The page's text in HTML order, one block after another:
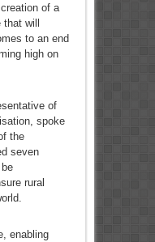
of a
will
to an end
high on
of
spoke
the
seven
rural
enabling